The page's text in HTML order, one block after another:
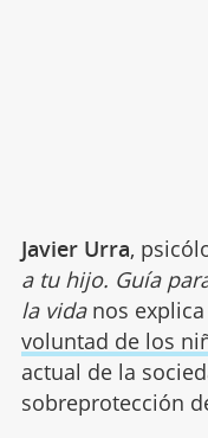
Javier Urra,
a tu hijo. Guía
la vidanos
voluntad de los
actual de la
sobreprotección